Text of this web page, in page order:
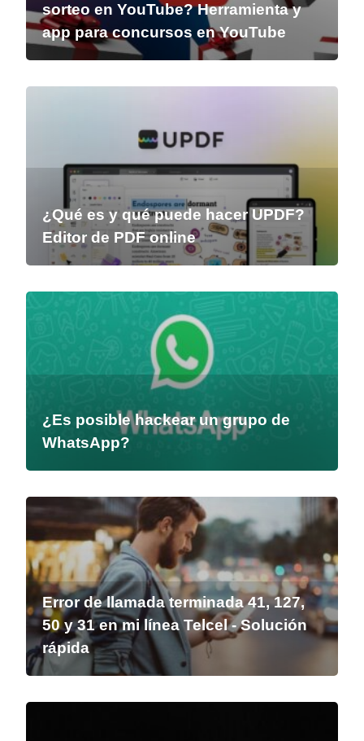
sorteo en YouTube? Herramienta y
app para concursos en YouTube
¿Qué es y qué puede hacer UPDF?
Editor de PDF online
¿Es posible hackear un grupo de
WhatsApp?
Error de llamada terminada 41, 127,
50 y 31 en mi línea Telcel - Solución
rápida